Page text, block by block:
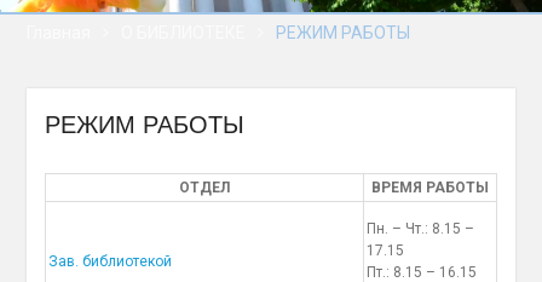
сессии Палаты
собрания Республики
Беларусь восьмого
«В добрый путь,
выпускники!» — почти
образовании в БРУ
РЕЖИМ РАБОТЫ
РЕЖИМ РАБОТЫ
ОТДЕЛ ВРЕМЯ РАБОТЫ
Зав. библиотекой
Пн. – Чт.: 8.15 –
17.15
Пт.: 8.15 – 16.15